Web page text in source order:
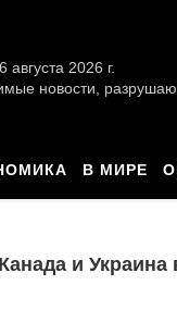
августа 2026 г.
новости,
В МИРЕ
и